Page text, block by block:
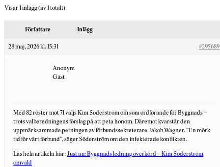
Visar 1 inlägg (av 1 totalt)
Författare Inlägg
28 maj, 2026 kl. 15:31 #295689
Anonym
Gäst
Med 82 röster mot 71 väljs Kim Söderström om som ordförande för Byggnads –
trots valberedningens förslag på att peta honom. Däremot kvarstår den
uppmärksammade petningen av förbundssekreterare Jakob Wagner. ”En mörk
tid för vårt förbund”, säger Söderström om den infekterade konflikten.
Läs hela artikeln här:Just nu: Byggnads ledning överkörd – Kim Söderström
omvald